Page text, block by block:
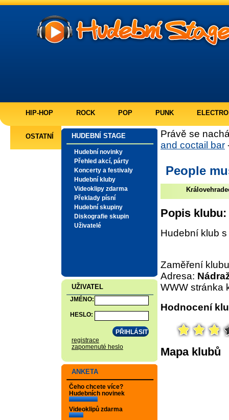
HIP-HOP ROCK POP PUNK ELECTRO
OSTATNÍ HUDEBNÍ STAGE
Hudební novinky
Přehled akcí, párty
Koncerty a festivaly
Hudební kluby
Videoklipy zdarma
Překlady písní
Hudební skupiny
Diskografie skupin
Uživatelé
UŽIVATEL
JMÉNO:
HESLO:
registrace
zapomenuté heslo
ANKETA
Čeho chcete více?
Hudebních novinek
Videoklipů zdarma
Právě se
and coctail bar
People
Popis klubu:
Hudební klub
Zaměření
Adresa:
WWW stránka
Hodnocení
Mapa klubů